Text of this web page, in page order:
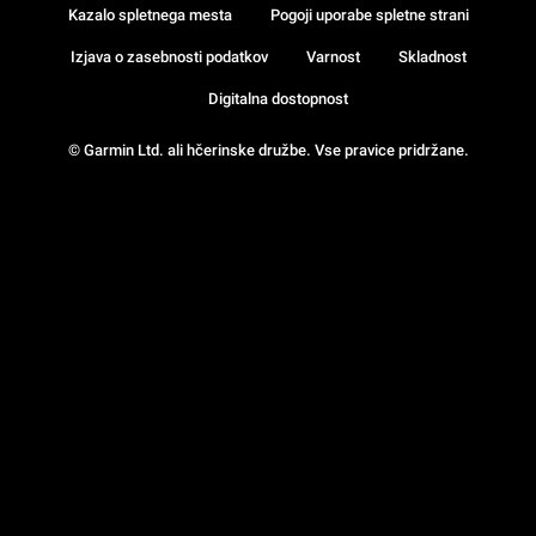
© Garmin Ltd. ali hčerinske družbe. Vse pravice pridržane.
Kazalo spletnega mesta Pogoji uporabe spletne strani
Izjava o zasebnosti podatkov Varnost Skladnost
Digitalna dostopnost